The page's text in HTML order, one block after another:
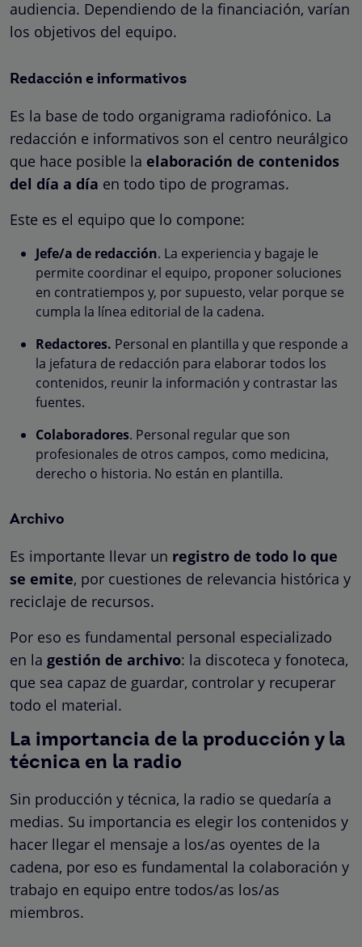
audiencia. Dependiendo de la financiación, varían
los objetivos del equipo.
Redacción e informativos
Es la base de todo organigrama radiofónico. La
redacción e informativos son el centro neurálgico
que hace posible la elaboración de contenidos
del día a día en todo tipo de programas.
Este es el equipo que lo compone:
Jefe/a de redacción. La experiencia y bagaje le
permite coordinar el equipo, proponer soluciones
en contratiempos y, por supuesto, velar porque se
cumpla la línea editorial de la cadena.
Redactores. Personal en plantilla y que responde a
la jefatura de redacción para elaborar todos los
contenidos, reunir la información y contrastar las
fuentes.
Colaboradores. Personal regular que son
profesionales de otros campos, como medicina,
derecho o historia. No están en plantilla.
Archivo
Es importante llevar un registro de todo lo que
se emite, por cuestiones de relevancia histórica y
reciclaje de recursos.
Por eso es fundamental personal especializado
en la gestión de archivo: la discoteca y fonoteca,
que sea capaz de guardar, controlar y recuperar
todo el material.
La importancia de la producción y la
técnica en la radio
Sin producción y técnica, la radio se quedaría a
medias. Su importancia es elegir los contenidos y
hacer llegar el mensaje a los/as oyentes de la
cadena, por eso es fundamental la colaboración y
trabajo en equipo entre todos/as los/as
miembros.